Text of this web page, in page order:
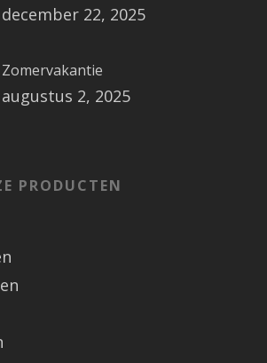
december 22, 2025
Zomervakantie
augustus 2, 2025
PRODUCTEN